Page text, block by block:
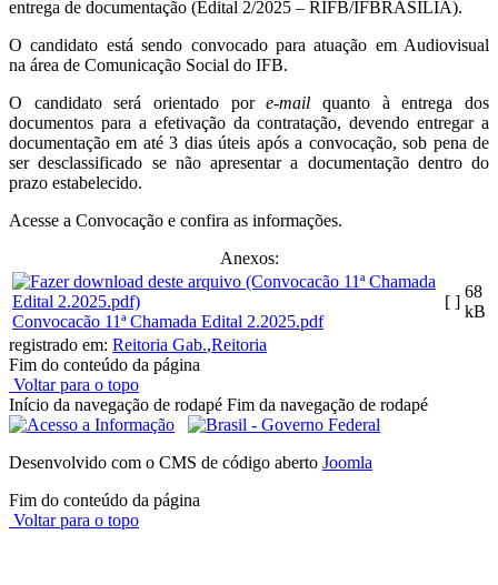
entrega de documentação (Edital 2/2025 – RIFB/IFBRASILIA).
O candidato está sendo convocado para atuação em Audiovisual
na área de Comunicação Social do IFB.
O candidato será orientado pore-mail quanto à entrega dos
documentos para a efetivação da contratação, devendo entregar a
documentação em até 3 dias úteis após a convocação, sob pena de
ser desclassificado se não apresentar a documentação dentro do
prazo estabelecido.
Acesse a Convocação e confira as informações.
Anexos:
Convocacão 11ª Chamada Edital 2.2025.pdf
[ ]
68
kB
registrado em: Reitoria Gab.,Reitoria
Fim do conteúdo da página
Voltar para o topo
Início da navegação de rodapé Fim da navegação de rodapé
Desenvolvido com o CMS de código aberto Joomla
Fim do conteúdo da página
Voltar para o topo